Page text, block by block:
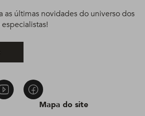
Mapa do site
as últimas novidades do universo dos